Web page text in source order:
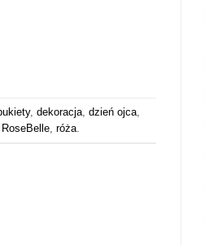
, dekoracja, dzień ojca,
RoseBelle ,róża